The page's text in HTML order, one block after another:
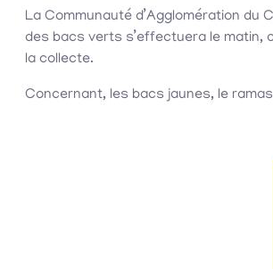
La Communauté d’Agglomération du
des bacs verts s’effectuera le matin,
la collecte.
Concernant, les bacs jaunes, le